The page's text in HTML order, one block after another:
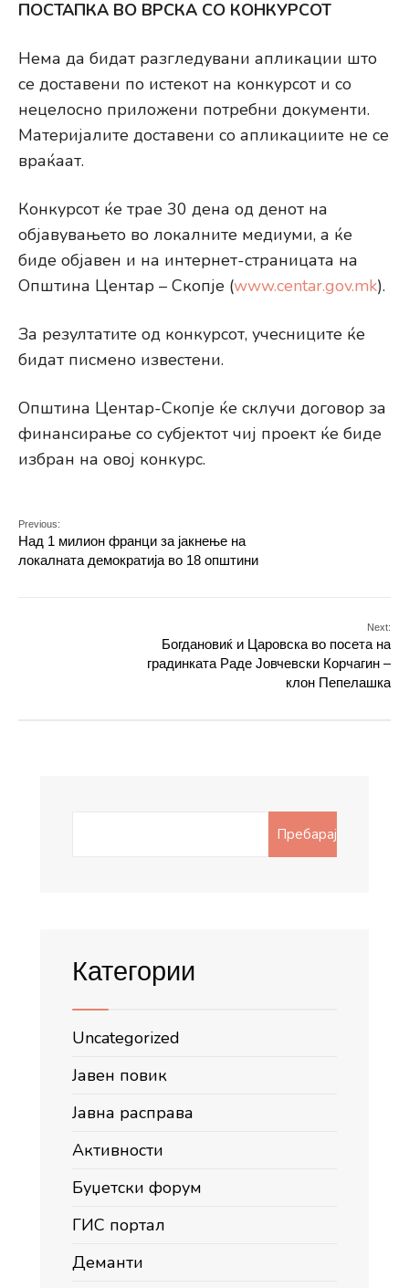
ПОСТАПКА ВО ВРСКА СО КОНКУРСОТ
Нема да бидат разгледувани апликации што
се доставени по истекот на конкурсот и со
нецелосно приложени потребни документи.
Материјалите доставени со апликациите не се
враќаат.
Конкурсот ќе трае 30 дена од денот на
објавувањето во локалните медиуми, а ќе
биде објавен и на интернет-страницата на
Општина Центар – Скопје (www.centar.gov.mk).
За резултатите од конкурсот, учесниците ќе
бидат писмено известени.
Општина Центар-Скопје ќе склучи договор за
финансирање со субјектот чиј проект ќе биде
избран на овој конкурс.
Previous:
Над 1 милион франци за јакнење на
локалната демократија во 18 општини
Next:
Богдановиќ и Царовска во посета на
градинката Раде Јовчевски Корчагин –
клон Пепелашка
Пребарај
Категории
Uncategorized
Јавен повик
Јавна расправа
Активности
Буџетски форум
ГИС портал
Деманти